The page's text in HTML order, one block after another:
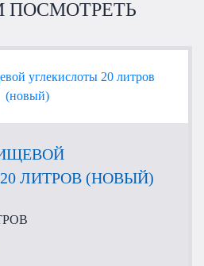
ПОСМОТРЕТЬ
ЛИТРОВ (НОВЫЙ)